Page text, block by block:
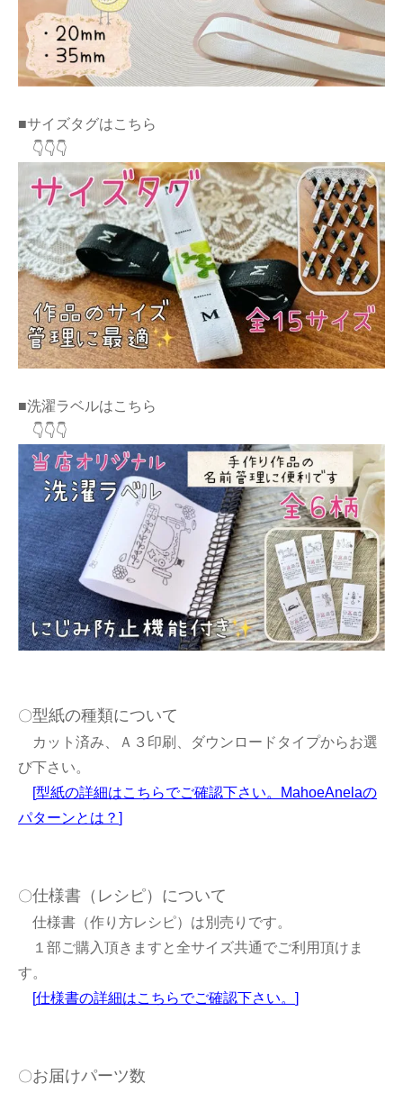
■サイズタグはこちら
👇👇👇
■洗濯ラベルはこちら
👇👇👇
〇型紙の種類について
カット済み、Ａ３印刷、ダウンロードタイプからお選
び下さい。
[型紙の詳細はこちらでご確認下さい。MahoeAnelaの
パターンとは？ ]
〇仕様書（レシピ）について
仕様書（作り方レシピ）は別売りです。
１部ご購入頂きますと全サイズ共通でご利用頂けま
す。
[仕様書の詳細はこちらでご確認下さい。 ]
〇お届けパーツ数